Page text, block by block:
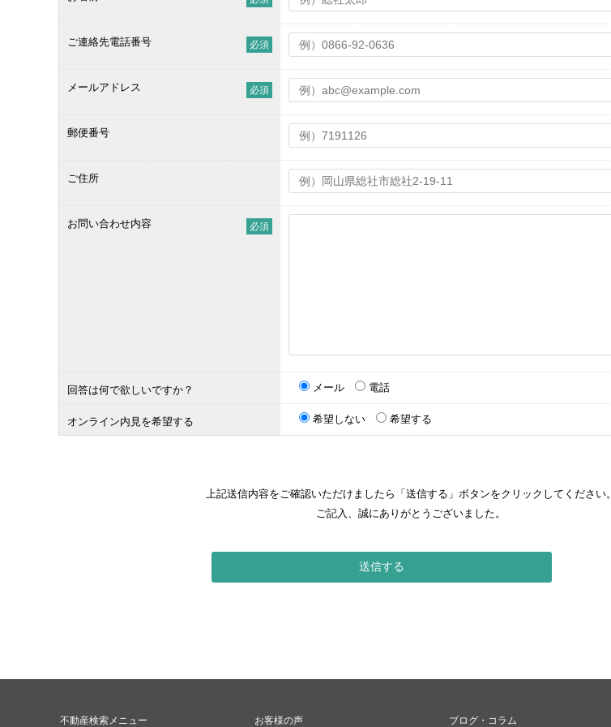
ご連絡先電話番号 必須
メールアドレス 必須
郵便番号
ご住所
お問い合わせ内容 必須
回答は何で欲しいですか？ メール 電話
オンライン内見を希望する 希望しない 希望する
上記送信内容をご確認いただけましたら「送信する」ボタンをクリックしてください。
ご記入、誠にありがとうございました。
不動産検索メニュー お客様の声 ブログ・コラム